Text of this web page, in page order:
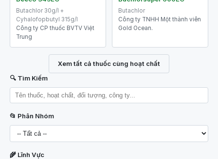
Butachlor 30g/l +
Cyhalofopbutyl 315g/l
Công ty CP thuốc BVTV Việt
Trung
Butachlor
Công ty TNHH Một thành viên
Gold Ocean.
Xem tất cả thuốc cùng hoạt chất
🔍 Tìm Kiếm
📂 Phân Nhóm
🌾 Lĩnh Vực